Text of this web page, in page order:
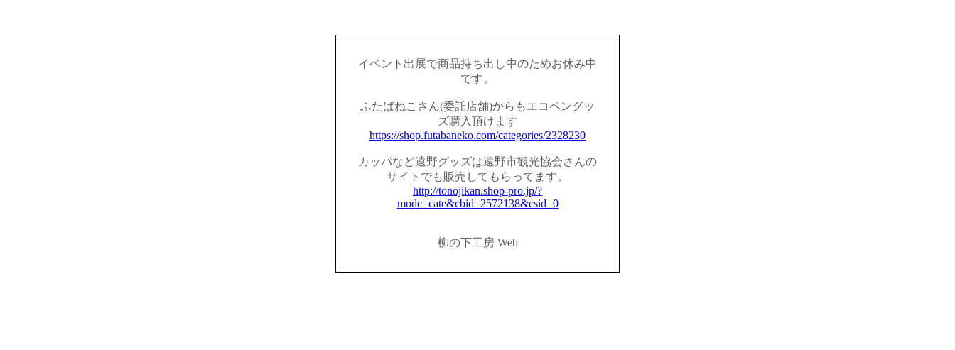
イベント出展で商品持ち出し中のためお休み中
です。
ふたばねこさん(委託店舗)からもエコペングッ
ズ購入頂けます
https://shop.futabaneko.com/categories/2328230
カッパなど遠野グッズは遠野市観光協会さんの
サイトでも販売してもらってます。
http://tonojikan.shop-pro.jp/?
mode=cate&cbid=2572138&csid=0
柳の下工房 Web